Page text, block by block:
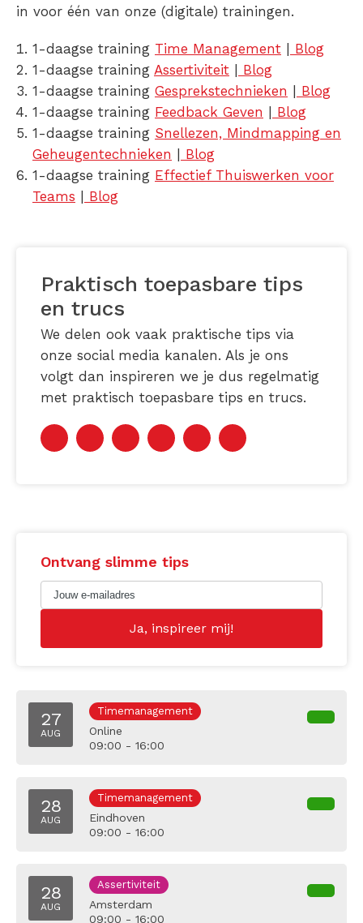
in voor één van onze (digitale) trainingen.
1-daagse training Time Management
Blog
1-daagse training Assertiviteit
Blog
1-daagse training Gesprekstechnieken
Blog
1-daagse training Feedback Geven
Blog
1-daagse training Snellezen, Mindmapping en
Geheugentechnieken
Blog
1-daagse training Effectief Thuiswerken voor
Teams
Blog
Praktisch toepasbare tips
en trucs
We delen ook vaak praktische tips via
onze social media kanalen. Als je ons
volgt dan inspireren we je dus regelmatig
met praktisch toepasbare tips en trucs.
Ontvang slimme tips
27
AUG
Timemanagement
Online
09:00 - 16:00
28
AUG
Timemanagement
Eindhoven
09:00 - 16:00
28
AUG
Assertiviteit
Amsterdam
09:00 - 16:00